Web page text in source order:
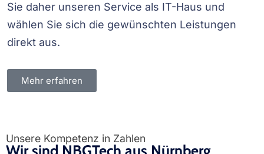
Sie daher unseren Service als IT-Haus und
wählen Sie sich die gewünschten Leistungen
direkt aus.
Mehr erfahren
Unsere Kompetenz in Zahlen